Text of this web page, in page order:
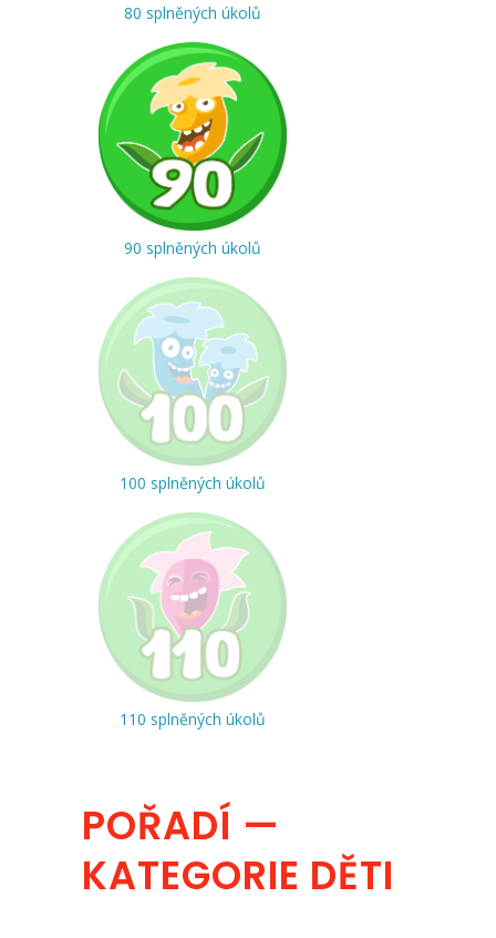
80 splněných úkolů
90 splněných úkolů
100 splněných úkolů
110 splněných úkolů
POŘADÍ —
KATEGORIE DĚTI